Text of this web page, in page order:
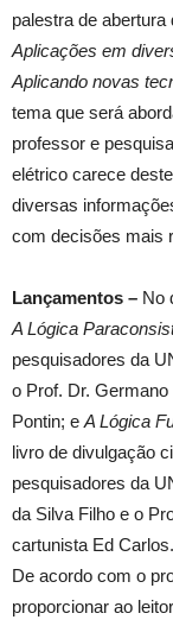
palestra de abertura
Aplicações em
Aplicando novas
tema que será
professor e
elétrico carece
diversas
com decisões mais
Lançamentos – No
A Lógica
pesquisadores da
o Prof. Dr.
Pontin; e A Lógica
livro de divulgação
pesquisadores da
da Silva Filho e o
cartunista Ed Carlos.
De acordo com o
proporcionar ao